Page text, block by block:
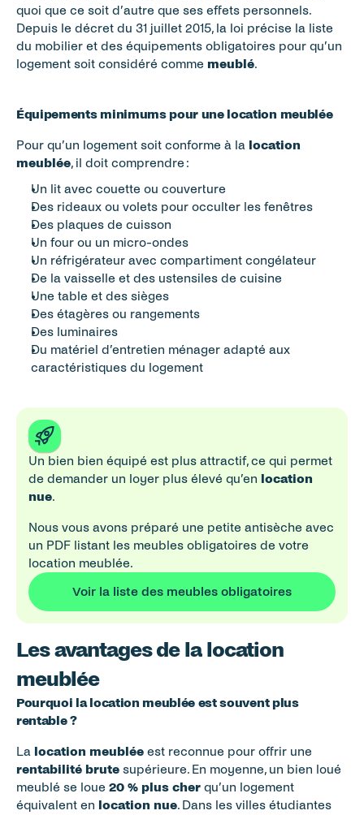
quoi que ce soit d’autre que ses effets personnels.
Depuis le décret du 31 juillet 2015, la loi précise la liste
du mobilier et des équipements obligatoires pour qu’un
logement soit considéré comme meublé.
Équipements minimums pour une location meublée
Pour qu’un logement soit conforme à la location
meublée, il doit comprendre :
Un lit avec couette ou couverture
Des rideaux ou volets pour occulter les fenêtres
Des plaques de cuisson
Un four ou un micro-ondes
Un réfrigérateur avec compartiment congélateur
De la vaisselle et des ustensiles de cuisine
Une table et des sièges
Des étagères ou rangements
Des luminaires
Du matériel d’entretien ménager adapté aux
caractéristiques du logement
Un bien bien équipé est plus attractif, ce qui permet
de demander un loyer plus élevé qu’en location
nue.
Nous vous avons préparé une petite antisèche avec
un PDF listant les meubles obligatoires de votre
location meublée.
Voir la liste des meubles obligatoires
Les avantages de la location
meublée
Pourquoi la location meublée est souvent plus
rentable ?
La location meublée
rentabilité brute supérieure. En moyenne, un bien loué
meublé se loue 20 % plus cher qu’un logement
équivalent en location nue. Dans les villes étudiantes